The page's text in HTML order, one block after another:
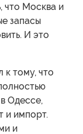
что Москва и
запасы
И это
к тому, что
Одессе,
и импорт.
и